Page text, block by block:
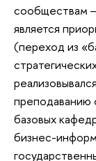
сообществам
является
(переход из
преподаванию
базовых
бизнес-